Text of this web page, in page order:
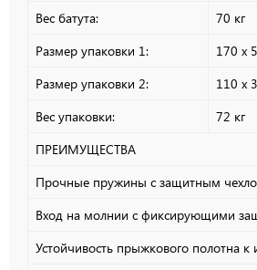
Вес батута:
70 кг
Размер упаковки 1:
170 х
Размер упаковки 2:
110 х
Вес упаковки:
72 кг
ПРЕИМУЩЕСТВА
Прочные пружины с защитным
Вход на молнии с фиксирующими
Устойчивость прыжкового полотна к